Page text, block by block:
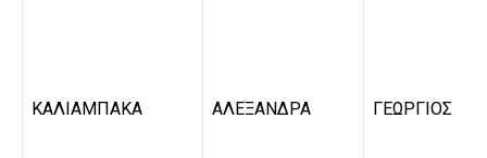
ΚΑΛΙΑΜΠΑΚΑ ΑΛΕΞΑΝΔΡΑ ΓΕΩΡΓΙΟΣ